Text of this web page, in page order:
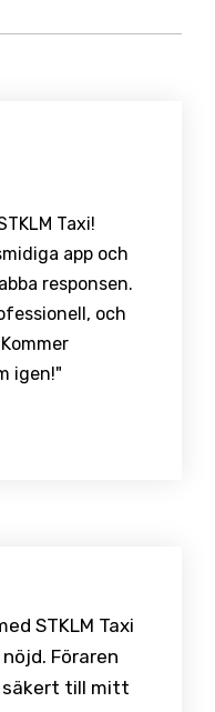
Taxi!
app och
responsen.
och
igen!"
STKLM Taxi
Föraren
säkert till mitt